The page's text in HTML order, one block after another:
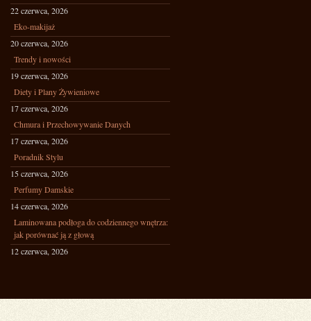
22 czerwca, 2026
Eko-makijaż
20 czerwca, 2026
Trendy i nowości
19 czerwca, 2026
Diety i Plany Żywieniowe
17 czerwca, 2026
Chmura i Przechowywanie Danych
17 czerwca, 2026
Poradnik Stylu
15 czerwca, 2026
Perfumy Damskie
14 czerwca, 2026
Laminowana podłoga do codziennego wnętrza:
jak porównać ją z głową
12 czerwca, 2026